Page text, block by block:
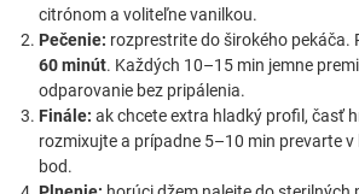
citrónom a voliteľne vanilkou.
Pečenie: rozprestrite do širokého pekáča.
60 minút. Každých 10–15 min jemne
odparovanie bez pripálenia.
Finále: ak chcete extra hladký profil, časť
rozmixujte a prípadne 5–10 min prevarte
bod.